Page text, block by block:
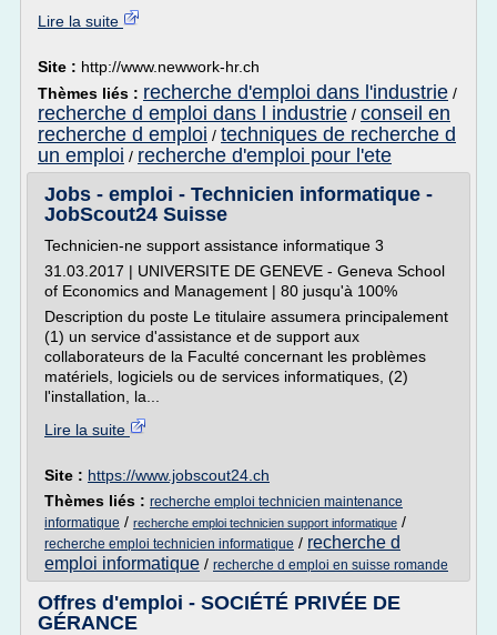
Lire la suite
Site : http://www.newwork-hr.ch
Thèmes liés : recherche d'emploi dans l'industrie /
recherche d emploi dans l industrie / conseil en
recherche d emploi / techniques de recherche d
un emploi / recherche d'emploi pour l'ete
Jobs - emploi - Technicien informatique -
JobScout24 Suisse
Technicien-ne support assistance informatique 3
31.03.2017 | UNIVERSITE DE GENEVE - Geneva School
of Economics and Management | 80 jusqu'à 100%
Description du poste Le titulaire assumera principalement
(1) un service d'assistance et de support aux
collaborateurs de la Faculté concernant les problèmes
matériels, logiciels ou de services informatiques, (2)
l'installation, la...
Lire la suite
Site : https://www.jobscout24.ch
Thèmes liés : recherche emploi technicien maintenance
informatique / recherche emploi technicien support informatique /
recherche emploi technicien informatique / recherche d
emploi informatique / recherche d emploi en suisse romande
Offres d'emploi - SOCIÉTÉ PRIVÉE DE
GÉRANCE